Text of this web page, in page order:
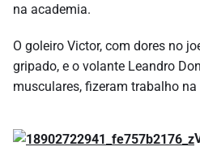
na academia.
O goleiro Victor, com dores no
gripado, e o volante Leandro
musculares, fizeram trabalho